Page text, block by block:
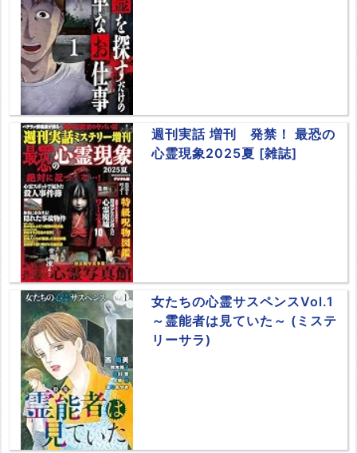
週刊実話 増刊 発禁！ 最恐の
心霊現象2025夏 [雑誌]
女たちの心霊サスペンスVol.1
～霊能者は見ていた～ (ミステ
リーサラ)